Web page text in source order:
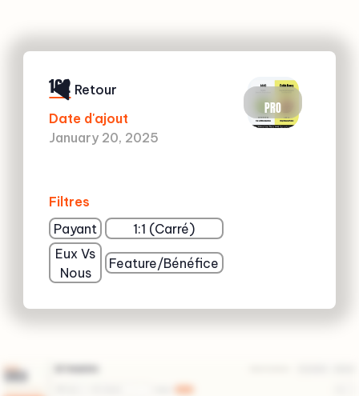
162
Date d'ajout
January 20, 2025
Filtres
Payant
1:1 (Carré)
Eux Vs
Nous
Feature/Bénéfice
PRO
Retour